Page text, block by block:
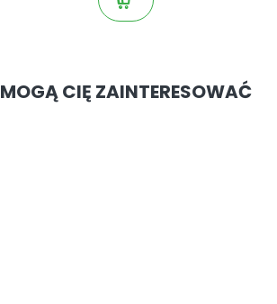
MOGĄ CIĘ ZAINTERESOWAĆ